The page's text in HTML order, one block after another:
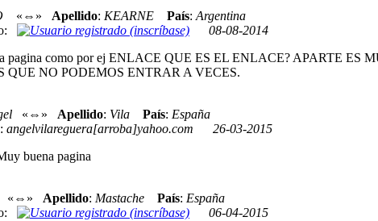
«⇔» Apellido: KEARNE País:Argentina
:
08-08-2014
pagina como por ej ENLACE QUE ES EL ENLACE? APARTE
QUE NO PODEMOS ENTRAR A VECES.
«⇔» Apellido: Vila País: España
: angelvilareguera[arroba]yahoo.com
26-03-2015
buena pagina
Apellido: Mastache País: España
:
06-04-2015